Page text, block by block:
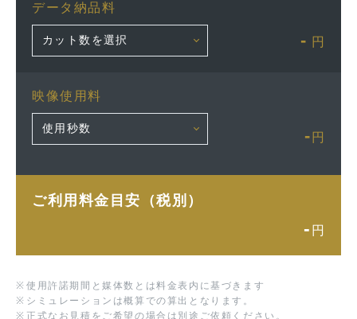
データ納品料
- 円
映像使用料
- 円
ご利用料金目安（税別）
- 円
※ 使用許諾期間と媒体数とは料金表内に基づきます
※ シミュレーションは概算での算出となります。
※ 正式なお見積をご希望の場合は別途ご依頼ください。